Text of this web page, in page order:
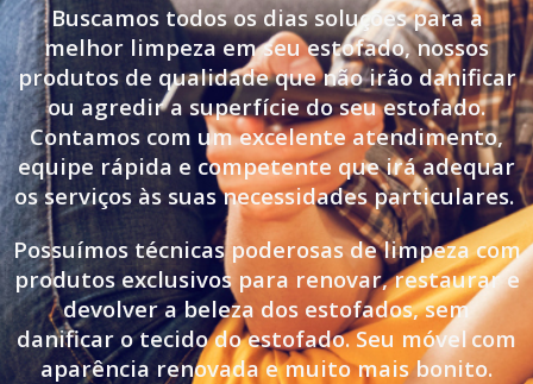
Buscamos todos os dias soluções para a
melhor limpeza em seu estofado, nossos
produtos de qualidade que não irão danificar
ou agredir a superfície do seu estofado.
Contamos com um excelente atendimento,
equipe rápida e competente que irá adequar
os serviços às suas necessidades particulares.
Possuímos técnicas poderosas de limpeza com
produtos exclusivos para renovar, restaurar e
devolver a beleza dos estofados, sem
danificar o tecido do estofado. Seu móvelcom
aparência renovada e muito mais bonito.